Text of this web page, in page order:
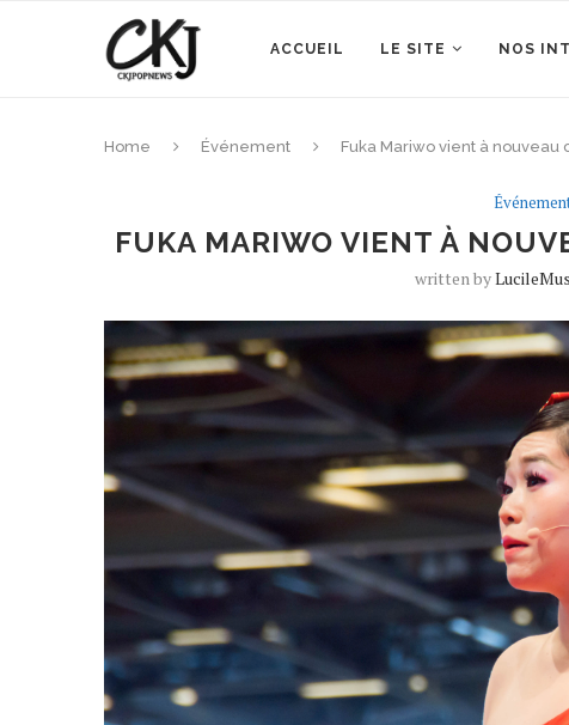
ACCUEIL LE SITE NOS
Home Événement Fuka Mariwo vient à nouveau
FUKA MARIWO VIENT À
written by